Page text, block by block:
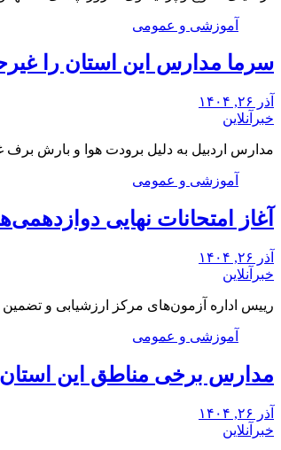
آموزشی و عمومی
سرما مدارس این استان را
آذر ۲۶, ۱۴۰۴
خبرآنلاین
مدارس اردبیل به دلیل برودت هوا و بارش
آموزشی و عمومی
آغاز امتحانات نهایی
آذر ۲۶, ۱۴۰۴
خبرآنلاین
رییس اداره آزمون‌های مرکز ارزشیابی و
آموزشی و عمومی
مدارس برخی مناطق این
آذر ۲۶, ۱۴۰۴
خبرآنلاین